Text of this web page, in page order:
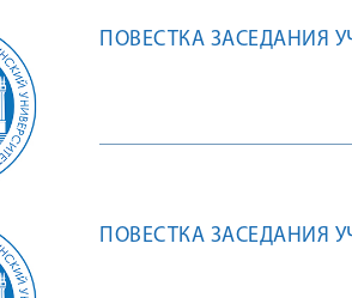
ПОВЕСТКА ЗАСЕДАНИЯ
ПОВЕСТКА ЗАСЕДАНИЯ